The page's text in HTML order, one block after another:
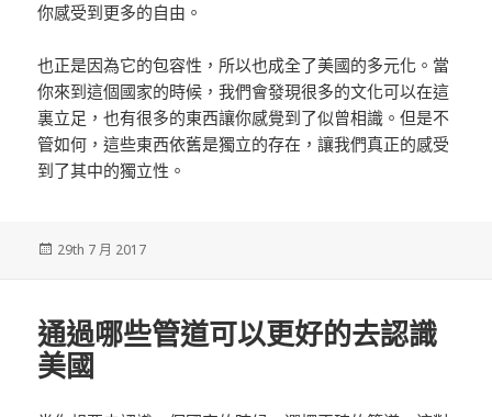
你感受到更多的自由。
也正是因為它的包容性，所以也成全了美國的多元化。當
你來到這個國家的時候，我們會發現很多的文化可以在這
裏立足，也有很多的東西讓你感覺到了似曾相識。但是不
管如何，這些東西依舊是獨立的存在，讓我們真正的感受
到了其中的獨立性。
發
29th 7 月 2017
通過哪些管道可以更好的去認識
美國